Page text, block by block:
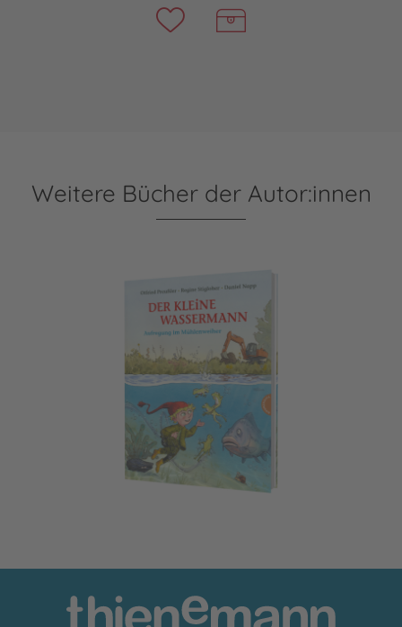
Weitere Bücher der Autor:innen
Der kleine Wassermann: Aufregung im Mühlenweiher